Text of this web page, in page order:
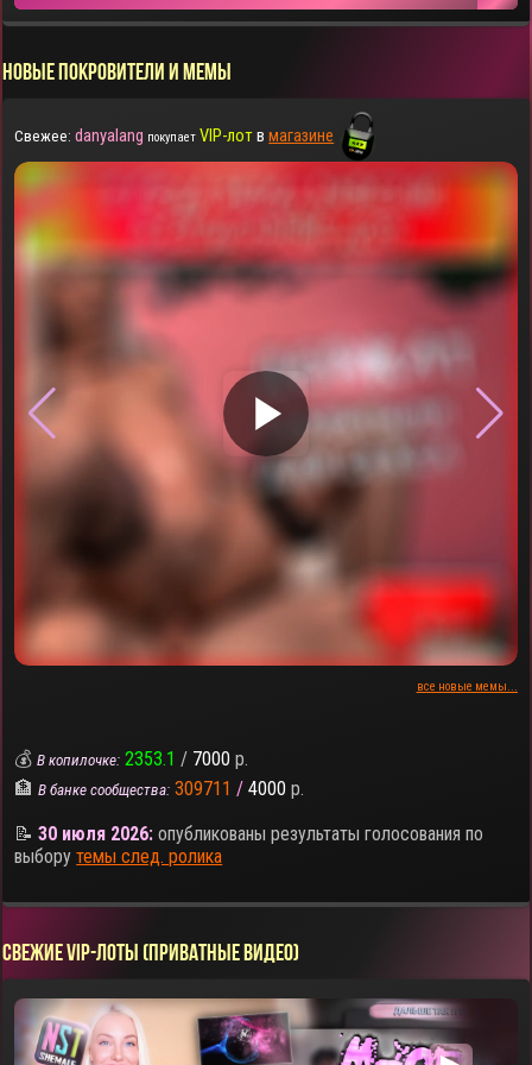
НОВЫЕ ПОКРОВИТЕЛИ И МЕМЫ
Свежее: danyalang покупает VIP-лотвмагазине
▶
все новые мемы...
💰В копилочке: 2353.1 / 7000 р.
🏦В банке сообщества: 309711 / 4000 р.
📝30 июля 2026: опубликованы результаты голосования по
выборутемы след. ролика
СВЕЖИЕ VIP-ЛОТЫ (ПРИВАТНЫЕ ВИДЕО)